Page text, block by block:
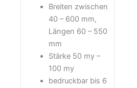
Breiten zwischen
40 – 600 mm,
Längen 60 – 550
mm
Stärke 50 my –
100 my
bedruckbar bis 6